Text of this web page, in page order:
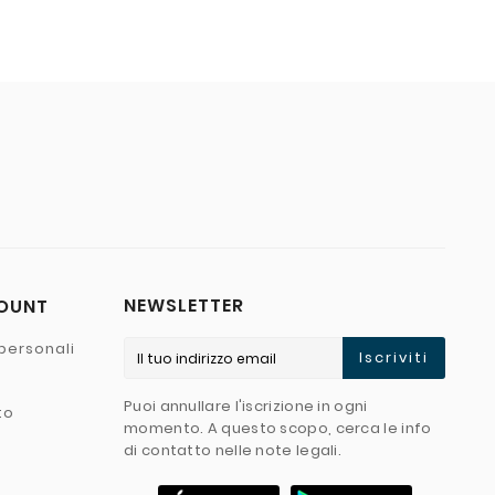
NEWSLETTER
Iscriviti
Puoi annullare l'iscrizione in ogni
momento. A questo scopo, cerca le info
di contatto nelle note legali.